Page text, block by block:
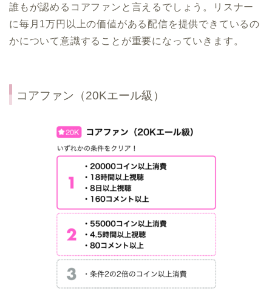
誰もが認めるコアファンと言えるでしょう。リスナー
に毎月1万円以上の価値がある配信を提供できているの
かについて意識することが重要になっていきます。
コアファン（20Kエール級）